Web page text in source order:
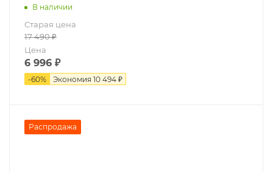
В наличии
Старая цена
17 490₽
Цена
6 996 ₽
-60% Экономия 10 494 ₽
Распродажа